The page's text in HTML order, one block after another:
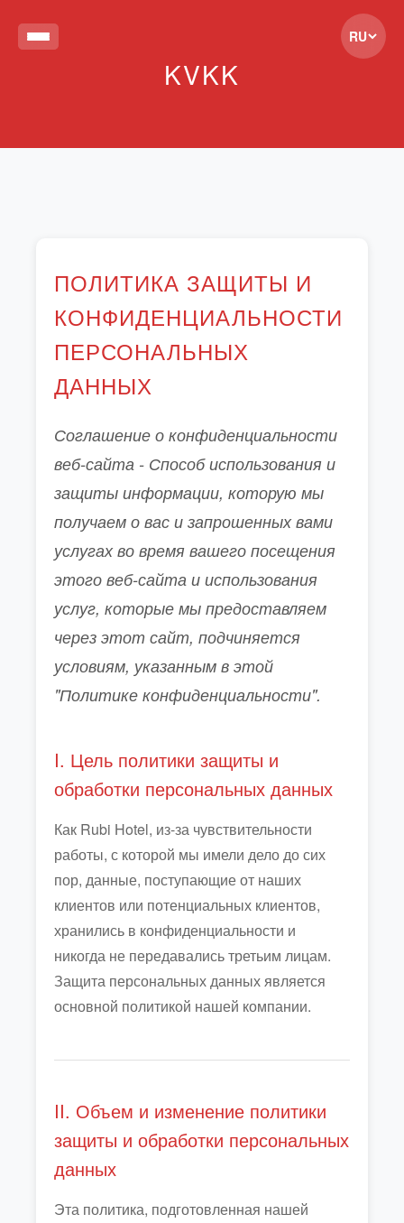
RU
KVKK
ПОЛИТИКА ЗАЩИТЫ И
КОНФИДЕНЦИАЛЬНОСТИ
ПЕРСОНАЛЬНЫХ
ДАННЫХ
Соглашение о конфиденциальности
веб-сайта - Способ использования и
защиты информации, которую мы
получаем о вас и запрошенных вами
услугах во время вашего посещения
этого веб-сайта и использования
услуг, которые мы предоставляем
через этот сайт, подчиняется
условиям, указанным в этой
"Политике конфиденциальности".
I. Цель политики защиты и
обработки персональных данных
Как Rubi Hotel, из-за чувствительности
работы, с которой мы имели дело до сих
пор, данные, поступающие от наших
клиентов или потенциальных клиентов,
хранились в конфиденциальности и
никогда не передавались третьим лицам.
Защита персональных данных является
основной политикой нашей компании.
II. Объем и изменение политики
защиты и обработки персональных
данных
Эта политика, подготовленная нашей